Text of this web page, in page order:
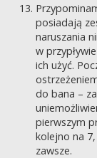
posiadają
naruszania
w
ich użyć.
do bana –
pierwszym
kolejno na
zawsze.